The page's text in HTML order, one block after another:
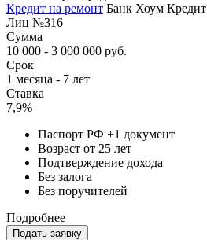
Кредит на ремонт Банк Хоум Кредит
Лиц №316
Сумма
10 000 - 3 000 000 руб.
Срок
1 месяца - 7 лет
Ставка
7,9%
Паспорт РФ +1 документ
Возраст от 25 лет
Подтверждение дохода
Без залога
Без поручителей
Подробнее
Подать заявку